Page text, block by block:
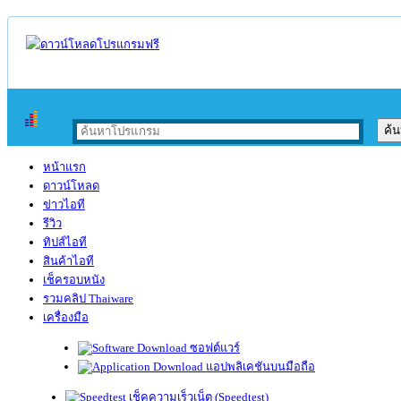
หน้าแรก
ดาวน์โหลด
ข่าวไอที
รีวิว
ทิปส์ไอที
สินค้าไอที
เช็ครอบหนัง
รวมคลิป Thaiware
เครื่องมือ
ซอฟต์แวร์
แอปพลิเคชันบนมือถือ
เช็คความเร็วเน็ต (Speedtest)